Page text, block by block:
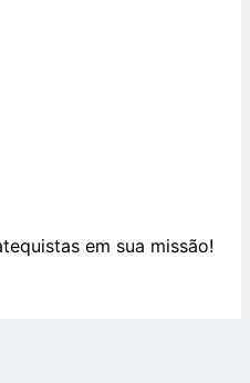
em sua missão!